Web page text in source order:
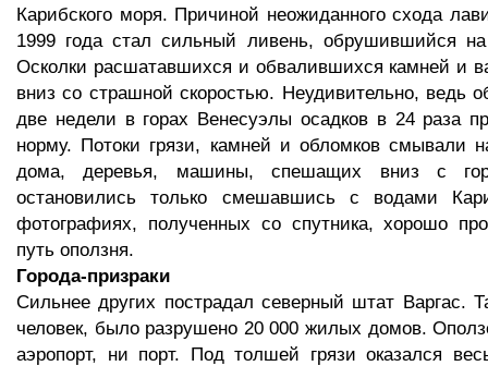
Карибского моря. Причиной неожиданного схода
1999 года стал сильный ливень, обрушившийся
Осколки расшатавшихся и обвалившихся камней и
вниз со страшной скоростью. Неудивительно, ведь
две недели в горах Венесуэлы осадков в 24 раза
норму. Потоки грязи, камней и обломков смывали
дома, деревья, машины, спешащих вниз с
остановились только смешавшись с водами
фотографиях, полученных со спутника, хорошо
путь оползня.
Города-призраки
Сильнее других пострадал северный штат Варгас.
человек, было разрушено 20 000 жилых домов.
аэропорт, ни порт. Под толшей грязи оказался